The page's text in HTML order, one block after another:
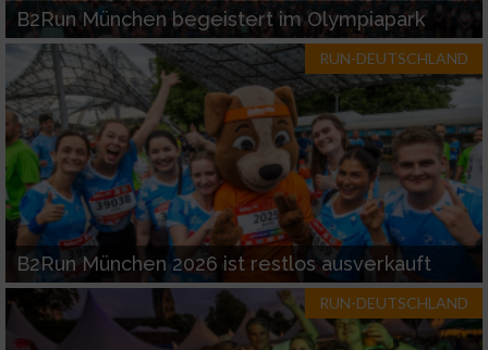
B2Run München begeistert im Olympiapark
RUN-DEUTSCHLAND
B2Run München 2026 ist restlos ausverkauft
RUN-DEUTSCHLAND